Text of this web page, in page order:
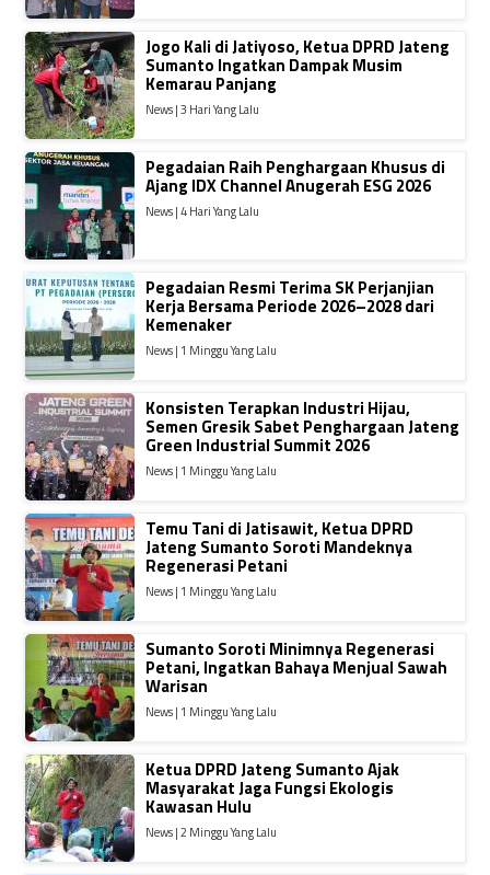
Jogo Kali di Jatiyoso, Ketua DPRD Jateng
Sumanto Ingatkan Dampak Musim
Kemarau Panjang
News | 3 Hari Yang Lalu
Pegadaian Raih Penghargaan Khusus di
Ajang IDX Channel Anugerah ESG 2026
News | 4 Hari Yang Lalu
Pegadaian Resmi Terima SK Perjanjian
Kerja Bersama Periode 2026–2028 dari
Kemenaker
News | 1 Minggu Yang Lalu
Konsisten Terapkan Industri Hijau,
Semen Gresik Sabet Penghargaan Jateng
Green Industrial Summit 2026
News | 1 Minggu Yang Lalu
Temu Tani di Jatisawit, Ketua DPRD
Jateng Sumanto Soroti Mandeknya
Regenerasi Petani
News | 1 Minggu Yang Lalu
Sumanto Soroti Minimnya Regenerasi
Petani, Ingatkan Bahaya Menjual Sawah
Warisan
News | 1 Minggu Yang Lalu
Ketua DPRD Jateng Sumanto Ajak
Masyarakat Jaga Fungsi Ekologis
Kawasan Hulu
News | 2 Minggu Yang Lalu